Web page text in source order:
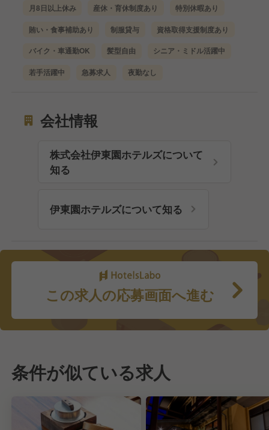
月8日以上休み 産休・育休制度あり 特別休暇あり
賄い・食事補助あり 制服貸与 資格取得支援制度あり
バイク・車通勤OK 髪型自由 シニア・ミドル活躍中
若手活躍中 急募求人 夜勤なし
会社情報
株式会社伊東園ホテルズについて
知る
伊東園ホテルズについて知る
この求人の応募画面へ進む
条件が似ている求人